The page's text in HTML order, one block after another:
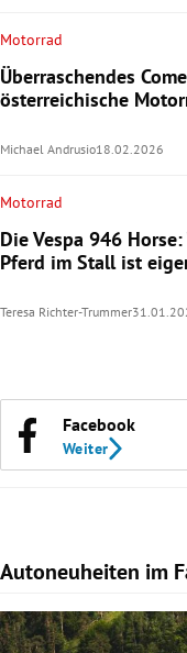
Motorrad
Überraschendes
österreichische
Michael Andrusio18.02.2026
Motorrad
Die Vespa 946
Pferd im Stall ist
Teresa Richter-Trummer
Facebook
Weiter
Autoneuheiten im
Slide 1 von 7